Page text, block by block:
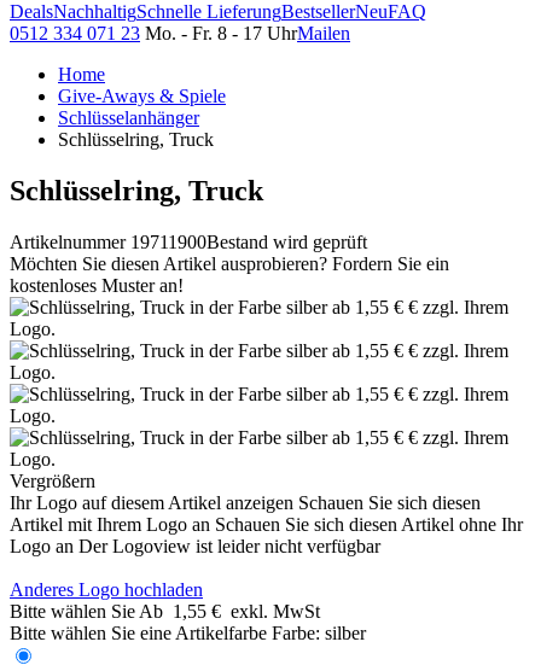
DealsNachhaltigSchnelle LieferungBestsellerNeuFAQ
0512 334 071 23 Mo. - Fr. 8 - 17 UhrMailen
Home
Give-Aways & Spiele
Schlüsselanhänger
Schlüsselring, Truck
Schlüsselring, Truck
Artikelnummer 19711900Bestand wird geprüft
Möchten Sie diesen Artikel ausprobieren? Fordern Sie ein
kostenloses Muster an!
Vergrößern
Ihr Logo auf diesem Artikel anzeigen Schauen Sie sich diesen
Artikel mit Ihrem Logo an Schauen Sie sich diesen Artikel ohne Ihr
Logo an Der Logoview ist leider nicht verfügbar
Anderes Logo hochladen
Bitte wählen Sie Ab 1,55 € exkl. MwSt
Bitte wählen Sie eine Artikelfarbe Farbe: silber